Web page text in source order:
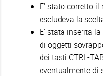
E' stato corretto il
escludeva la
E' stata inserita
di oggetti
dei tasti CTRL-
eventualmente di